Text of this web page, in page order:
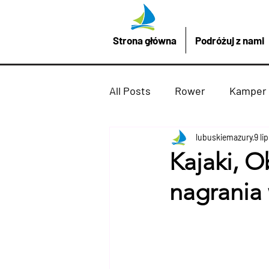
Strona główna Podróżuj z nami
All Posts Rower Kamper
Promocje z LubuskieMazury
Imprezy atrakcje
Kajaki,
nagrania
lubuskiemazury9